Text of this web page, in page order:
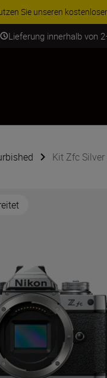
Sie unseren
Lieferung innerhalb von
Kit Zfc